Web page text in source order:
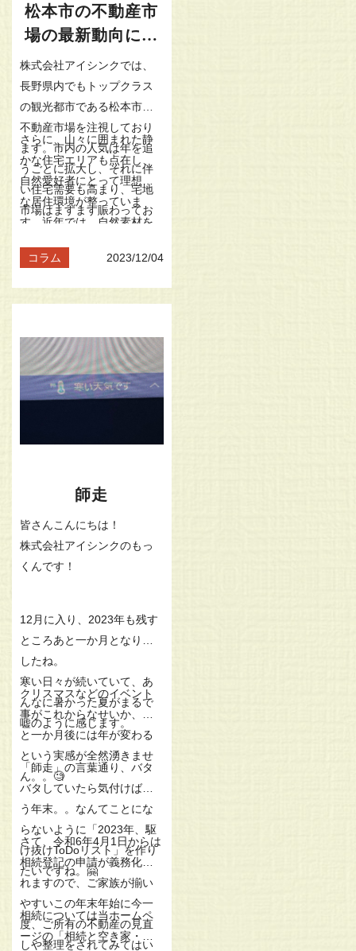
松本市の不動産市
場の最新動向につ
いて
株式会社アイシンクでは、
長野県内でもトップクラス
の観光都市である松本市の
不動産市場を注視しており
ます。市内の人気は年を追
うごとに拡大し、それに伴
い住宅需要も高まり、宅地
市場はますます賑わってお
さらに、山々に囲まれた静
かな住宅エリアも点在し、
自然愛好者にとって理想的
な居住環境が整っていま
す。近年では、自然素材を
集めております。これらの
駅前は幅広いニーズに対応
す。購入をご検討の皆様に
は、市場動向の詳細な把握
や物件の選定において細心
コラム 2023/12/04
師走
皆さんこんにちは！
株式会社アイシンクのもっ
くんです！
12月に入り、2023年も残す
ところあと一か月となりま
したね。
寒い日々が続いていて、あ
んなに暑かった夏がまるで
嘘のように感じます。
クリスマスなどのイベント
事がこれからなせいか、あ
と一か月後には年が変わる
という実感が全然湧きませ
ん。。🧐
「師走」の言葉通り、バタ
バタしていたら気付けばも
う年末。。なんてことにな
らないように「2023年、駆
け抜けToDoリスト」を作り
たいですね。🤗
さて、令和6年4月1日からは
相続登記の申請が義務化さ
れますので、ご家族が揃い
やすいこの年末年始に今一
度、ご所有の不動産の見直
しや整理をされてみてはい
相続については当ホームペ
ージの「相続と空き家・空